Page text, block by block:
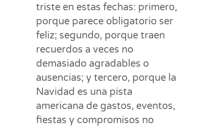
triste en estas fechas: primero,
porque parece obligatorio ser
feliz; segundo, porque traen
recuerdos a veces no
demasiado agradables o
ausencias; y tercero, porque la
Navidad es una pista
americana de gastos, eventos,
fiestas y compromisos no